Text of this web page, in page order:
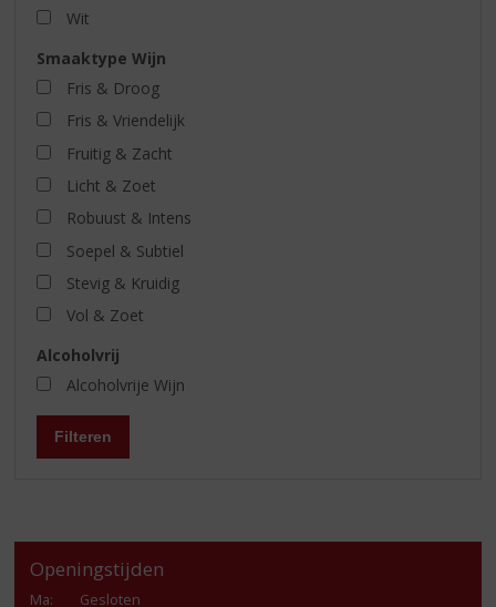
Wit
Smaaktype Wijn
Fris & Droog
Fris & Vriendelijk
Fruitig & Zacht
Licht & Zoet
Robuust & Intens
Soepel & Subtiel
Stevig & Kruidig
Vol & Zoet
Alcoholvrij
Alcoholvrije Wijn
Filteren
Openingstijden
Ma:
Gesloten